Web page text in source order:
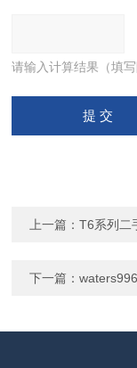
请输入计算结果（填
上一篇：T6系列二
下一篇：